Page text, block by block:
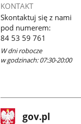
KONTAKT
Skontaktuj się z nami
pod numerem:
84 53 59 761
W dni robocze
w godzinach: 07:30-20:00
stopka
gov.pl Strona
gov.pl